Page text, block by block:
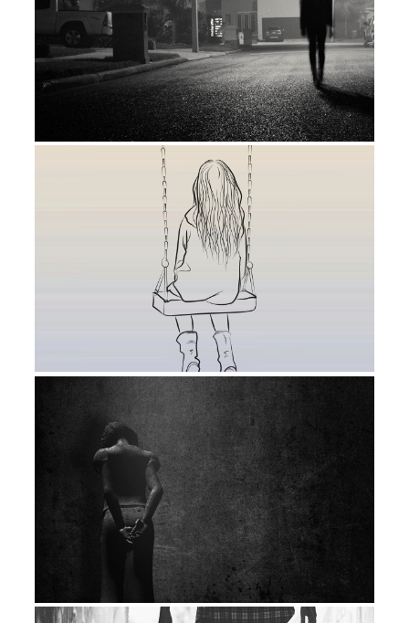
закончить то, что начала». Я обещала.
Психологу. Себе, своим близким.
Так я начала свой дневник. Я писала
каждый день, все эти полгода. Я искала,
мне было больно, страшно. Я злилась,
очень злилась! И я грустила, иногда теряя
надежду просила Высшие силы о скорой
смерти. Но иногда, как лучик света в
темноте, появлялась надежда. И это
позволяло двигаться дальше, это давало
немного сил на продолжение этого пути.
И я решила, что через 170 дней я приму
решение. Осознанное, спокойное
решение о том, как мне быть дальше. Но
пока… Пока я в растерянности, я должна
продолжать искать и надеяться.
Получается, это были 170 дней надежды?..
Надежды... на что?... Я не могла ответить
на этот вопрос, потому что не осталось